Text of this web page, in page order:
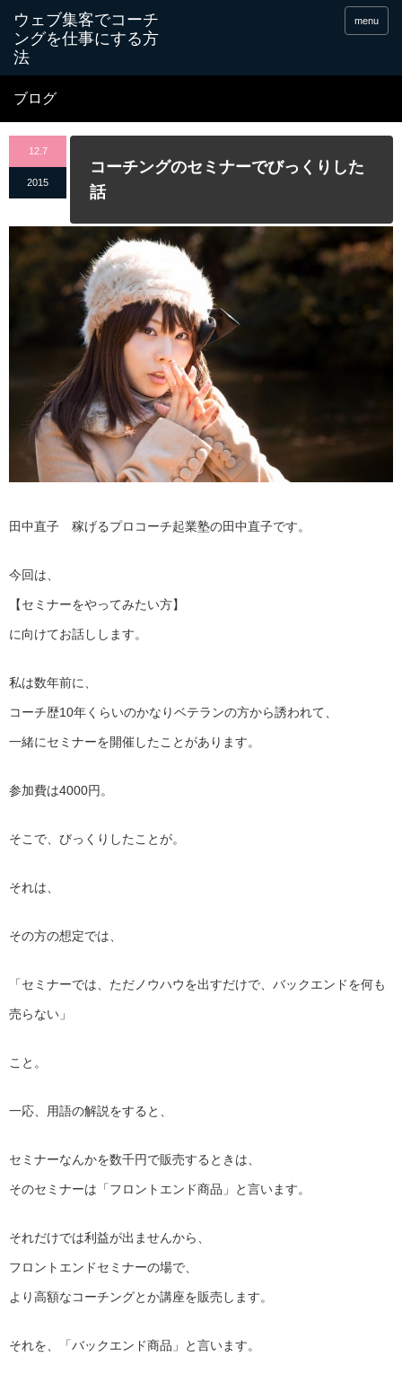
menu
ブログ
12.7
2015
コーチングのセミナーでびっくりした
話
田中直子 稼げるプロコーチ起業塾の田中直子です。
今回は、
【セミナーをやってみたい方】
に向けてお話しします。
私は数年前に、
コーチ歴10年くらいのかなりベテランの方から誘われて、
一緒にセミナーを開催したことがあります。
参加費は4000円。
そこで、びっくりしたことが。
それは、
その方の想定では、
「セミナーでは、ただノウハウを出すだけで、バックエンドを何も
売らない」
こと。
一応、用語の解説をすると、
セミナーなんかを数千円で販売するときは、
そのセミナーは「フロントエンド商品」と言います。
それだけでは利益が出ませんから、
フロントエンドセミナーの場で、
より高額なコーチングとか講座を販売します。
それを、「バックエンド商品」と言います。